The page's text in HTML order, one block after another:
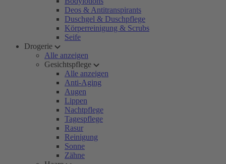
Deos & Antitranspirants
Duschgel & Duschpflege
Körperreinigung & Scrubs
Seife
Drogerie
Alle anzeigen
Gesichtspflege
Alle anzeigen
Anti-Aging
Augen
Lippen
Nachtpflege
Tagespflege
Rasur
Reinigung
Sonne
Zähne